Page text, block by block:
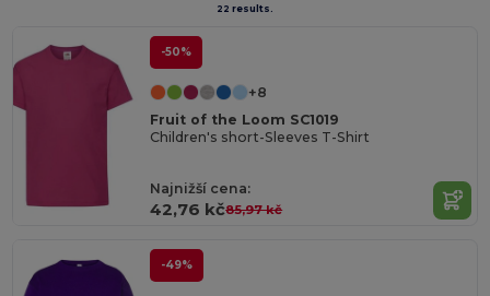
22 results.
-50%
+8
Fruit of the Loom SC1019
Children's short-Sleeves T-Shirt
Najnižší cena:
42,76 kč85,97 kč
-49%